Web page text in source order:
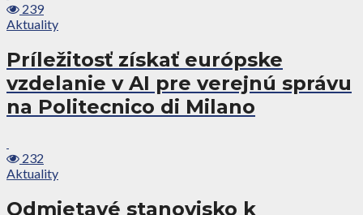
239
Aktuality
Príležitosť získať európske
vzdelanie v AI pre verejnú správu
na Politecnico di Milano
232
Aktuality
Odmietavé stanovisko k